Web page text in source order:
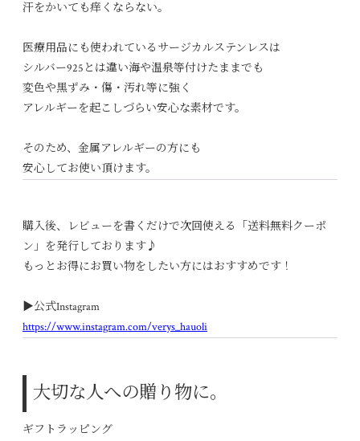
汗をかいても痒くならない。
医療用品にも使われているサージカルステンレスは
シルバー925とは違い海や温泉等付けたままでも
変色や黒ずみ・傷・汚れ等に強く
アレルギーを起こしづらい安心な素材です。
そのため、金属アレルギーの方にも
安心してお使い頂けます。
購入後、レビューを書くだけで次回使える「送料無料クーポ
ン」を発行しております♪
もっとお得にお買い物をしたい方にはおすすめです！
▶︎公式Instagram
https://www.instagram.com/verys_hauoli
大切な人への贈り物に。
ギフトラッピング